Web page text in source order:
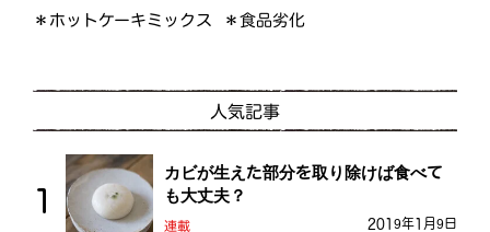
＊ホットケーキミックス ＊食品劣化
人気記事
カビが生えた部分を取り除けば食べて
も大丈夫？
連載 2019年1月9日